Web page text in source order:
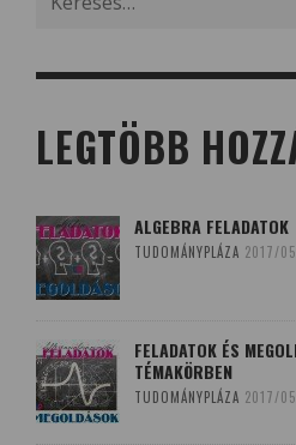
LEGTÖBB
ALGEBRA FELADATOK
TUDOMÁNYPLÁZA 2017/
FELADATOK ÉS
TÉMAKÖRBEN
TUDOMÁNYPLÁZA 2017/